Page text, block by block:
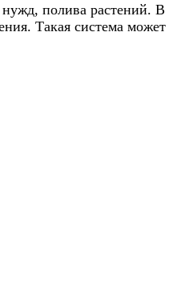
полива растений. В
Такая система может